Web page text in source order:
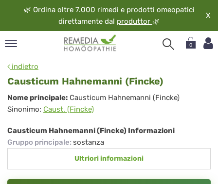
🌿 Ordina oltre 7.000 rimedi e prodotti omeopatici
direttamente dal produttor 🌿
X
0
indietro
Causticum Hahnemanni (Fincke)
Causticum
Hahnemanni
(Fincke)
Nome principale: Causticum Hahnemanni (Fincke)
Sinonimo: Caust. (Fincke)
Causticum Hahnemanni (Fincke) Informazioni
Gruppo principale: sostanza
Ultriori informazioni